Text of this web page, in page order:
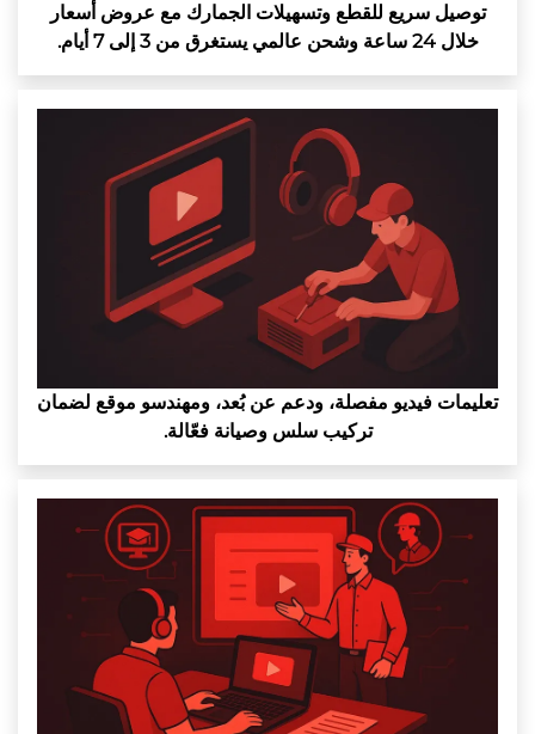
توصيل سريع للقطع وتسهيلات الجمارك مع عروض أسعار
خلال 24 ساعة وشحن عالمي يستغرق من 3 إلى 7 أيام.
تعليمات فيديو مفصلة، ودعم عن بُعد، ومهندسو موقع لضمان
تركيب سلس وصيانة فعّالة.